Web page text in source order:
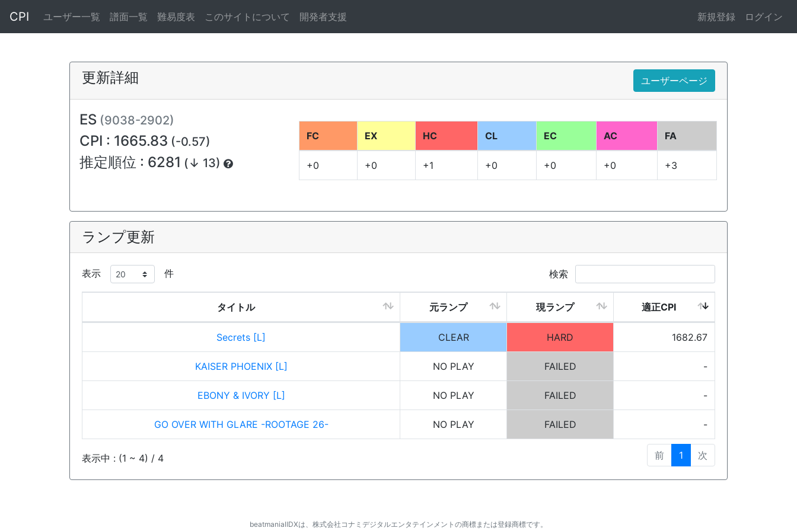
CPI ユーザー一覧 譜面一覧 難易度表 このサイトについて 開発者支援 新規登録 ログイン
更新詳細 ユーザーページ
ES (9038-2902)
CPI : 1665.83 (-0.57)
推定順位 : 6281 (↓ 13)
FC EX HC CL EC AC FA
+0 +0 +1 +0 +0 +0 +3
ランプ更新
表示 件 検索
タイトル 元ランプ 現ランプ 適正CPI
Secrets [L] CLEAR HARD 1682.67
KAISER PHOENIX [L] NO PLAY FAILED -
EBONY & IVORY [L] NO PLAY FAILED -
GO OVER WITH GLARE -ROOTAGE 26- NO PLAY FAILED -
表示中 : (1 ~ 4) / 4 前 1 次
beatmaniaⅡDXは、株式会社コナミデジタルエンタテインメントの商標または登録商標です。